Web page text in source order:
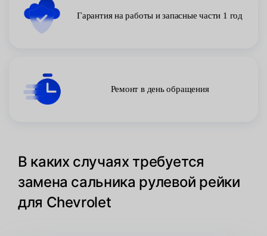
Гарантия на работы и запасные части 1 год
Ремонт в день обращения
В каких случаях требуется
замена сальника рулевой рейки
для Chevrolet